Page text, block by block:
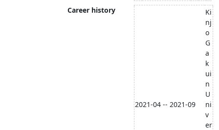
Career history
2021-04 -- 2021-09
Ki
nj
o
G
a
k
ui
n
U
ni
v
er